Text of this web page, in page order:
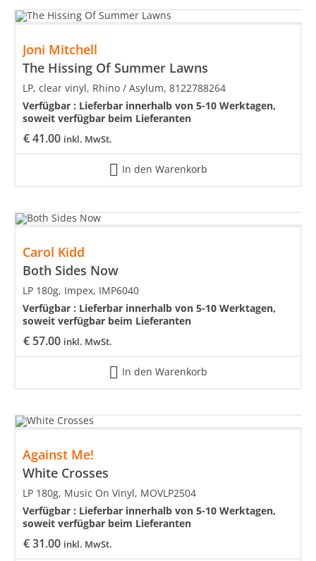
Joni Mitchell
The Hissing Of Summer Lawns
€41.00 inkl. MwSt.
LP, clear vinyl, Rhino / Asylum, 8122788264
Verfügbar : Lieferbar innerhalb von 5-10 Werktagen,
soweit verfügbar beim Lieferanten
In den Warenkorb
Carol Kidd
Both Sides Now
€ 57.00 inkl. MwSt.
LP 180g, Impex, IMP6040
Verfügbar : Lieferbar innerhalb von 5-10 Werktagen,
soweit verfügbar beim Lieferanten
In den Warenkorb
Against Me!
White Crosses
€31.00 inkl. MwSt.
LP 180g, Music On Vinyl, MOVLP2504
Verfügbar : Lieferbar innerhalb von 5-10 Werktagen,
soweit verfügbar beim Lieferanten